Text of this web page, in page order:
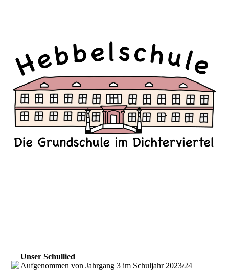
Unser Schullied
Aufgenommen von Jahrgang 3 im Schuljahr 2023/24